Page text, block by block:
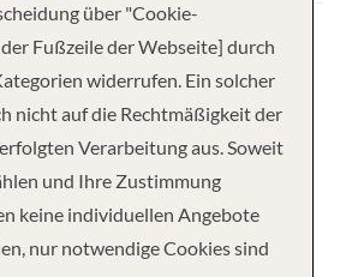
Ihre Kreuzfahrt
MS Kong Harald
Abfahrt
über "Cookie-
Fußzeile der Webseite] durch
widerrufen. Ein solcher
nicht auf die Rechtmäßigkeit der
Verarbeitung aus. Soweit
und Ihre Zustimmung
keine individuellen Angebote
nur notwendige Cookies sind